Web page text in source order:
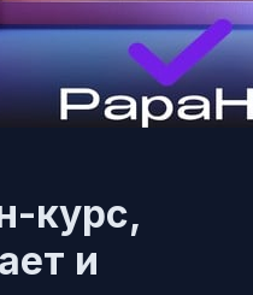
курс,
и